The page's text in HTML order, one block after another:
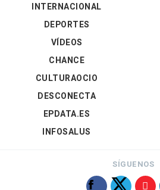
INTERNACIONAL
DEPORTES
VÍDEOS
CHANCE
CULTURAOCIO
DESCONECTA
EPDATA.ES
INFOSALUS
SÍGUENOS